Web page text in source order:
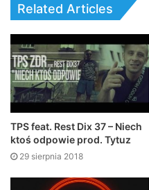
Related Articles
TPS feat. Rest Dix 37 – Niech
ktoś odpowie prod. Tytuz
29 sierpnia 2018